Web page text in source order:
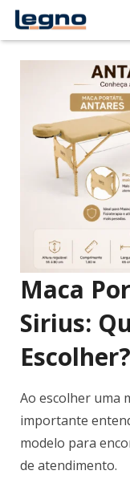
Quem Somos
Macas Elétricas
Peças de Reposição
Maca
Sirius:
Escolher?
Ao escolher uma
importante
modelo para
de atendimento.